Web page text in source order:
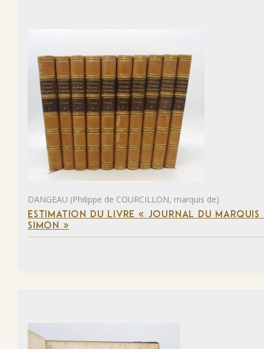
DANGEAU (Philippe de COURCILLON, marquis de)
ESTIMATION DU LIVRE « JOURNAL DU
SIMON »